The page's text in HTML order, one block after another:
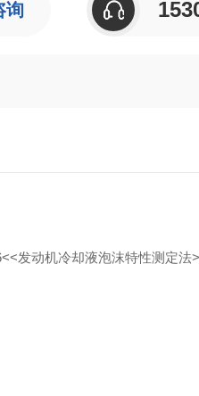
询
发动机冷却液泡沫特性测定法